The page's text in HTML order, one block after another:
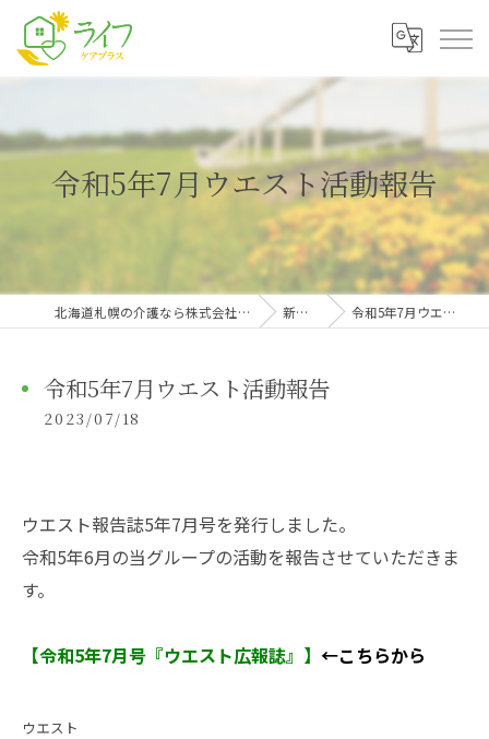
令和5年7月ウエスト活動報告
北海道札幌の介護なら株式会社ライフケアプラス 新着情報 令和5年7月ウエスト活動報告
令和5年7月ウエスト活動報告
2023/07/18
ウエスト報告誌5年7月号を発行しました。
令和5年6月の当グループの活動を報告させていただきま
す。
【令和5年7月号『ウエスト広報誌』】 ←こちらから
ウエスト